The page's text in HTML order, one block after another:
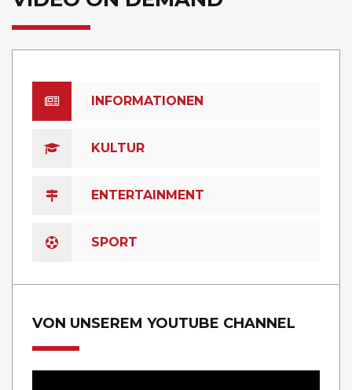
INFORMATIONEN
KULTUR
ENTERTAINMENT
SPORT
VON UNSEREM YOUTUBE CHANNEL